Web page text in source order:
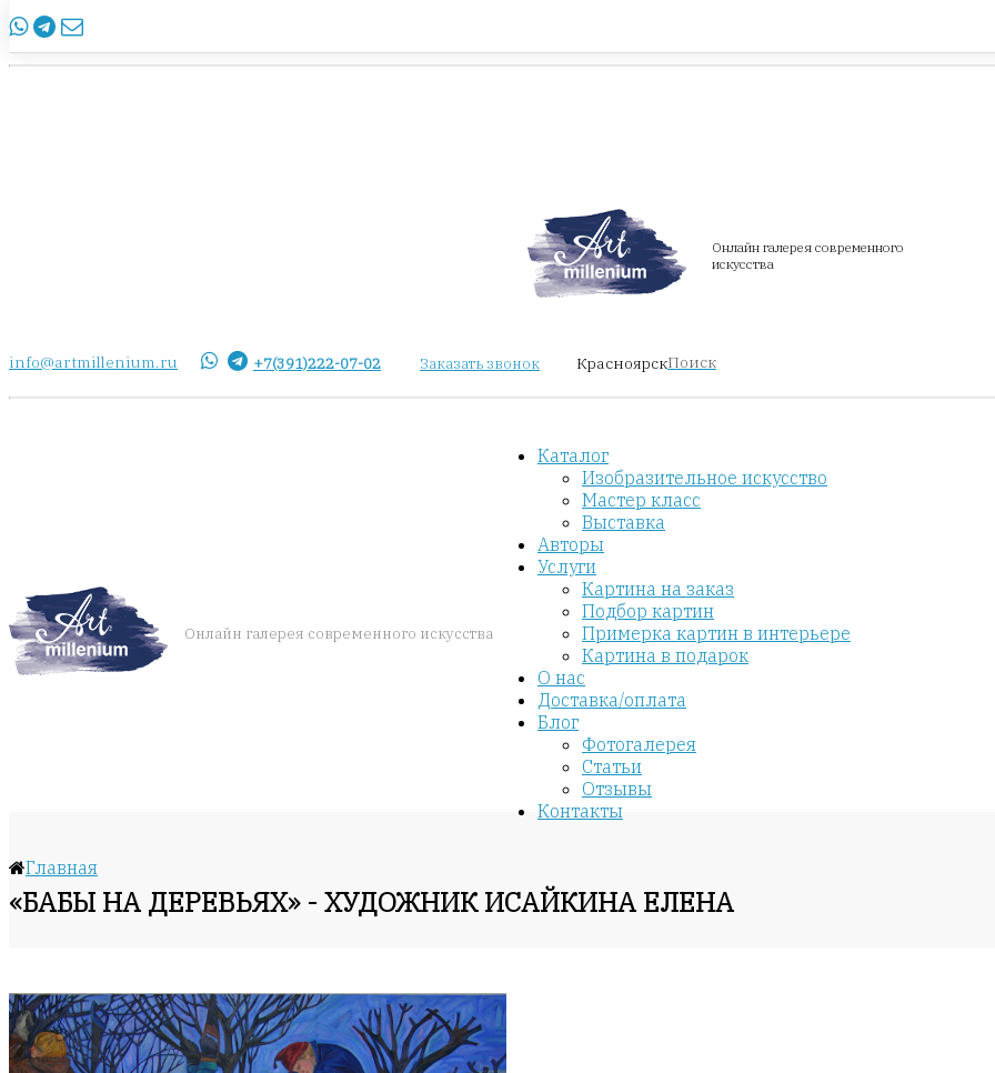
info@artmillenium.ru
Онлайн галерея современного
искусства
info@artmillenium.ru +7(391)222-07-02 Заказать звонок КрасноярскПоиск
Онлайн галерея современного искусства
Каталог
Изобразительное искусство
Мастер класс
Выставка
Авторы
Услуги
Картина на заказ
Подбор картин
Примерка картин в интерьере
Картина в подарок
О нас
Доставка/оплата
Блог
Фотогалерея
Статьи
Отзывы
Контакты
Главная
«БАБЫ НА ДЕРЕВЬЯХ» - ХУДОЖНИК ИСАЙКИНА ЕЛЕНА